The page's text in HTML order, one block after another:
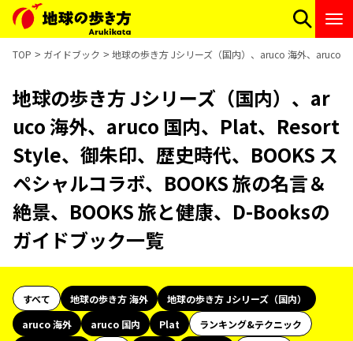
TOP ガイドブック 地球の歩き方 Jシリーズ（国内）、aruco 海外、aruco
地球の歩き方 Jシリーズ（国内）、ar
uco 海外、aruco 国内、Plat、Resort
Style、御朱印、歴史時代、BOOKS ス
ペシャルコラボ、BOOKS 旅の名言＆
絶景、BOOKS 旅と健康、D-Booksの
ガイドブック一覧
すべて 地球の歩き方 海外
地球の歩き方 Jシリーズ（国内）
aruco 海外
aruco 国内 Plat
ランキング&テクニック